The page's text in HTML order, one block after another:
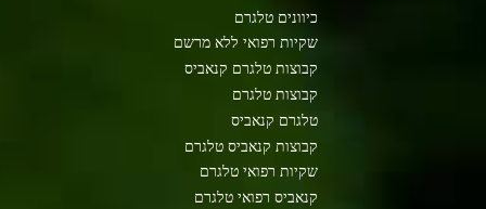
כיוונים טלגרם
שקיות רפואי ללא מרשם
קבוצות טלגרם קנאביס
קבוצות טלגרם
טלגרם קנאביס
קבוצות קנאביס טלגרם
שקיות רפואי טלגרם
קנאביס רפואי טלגרם